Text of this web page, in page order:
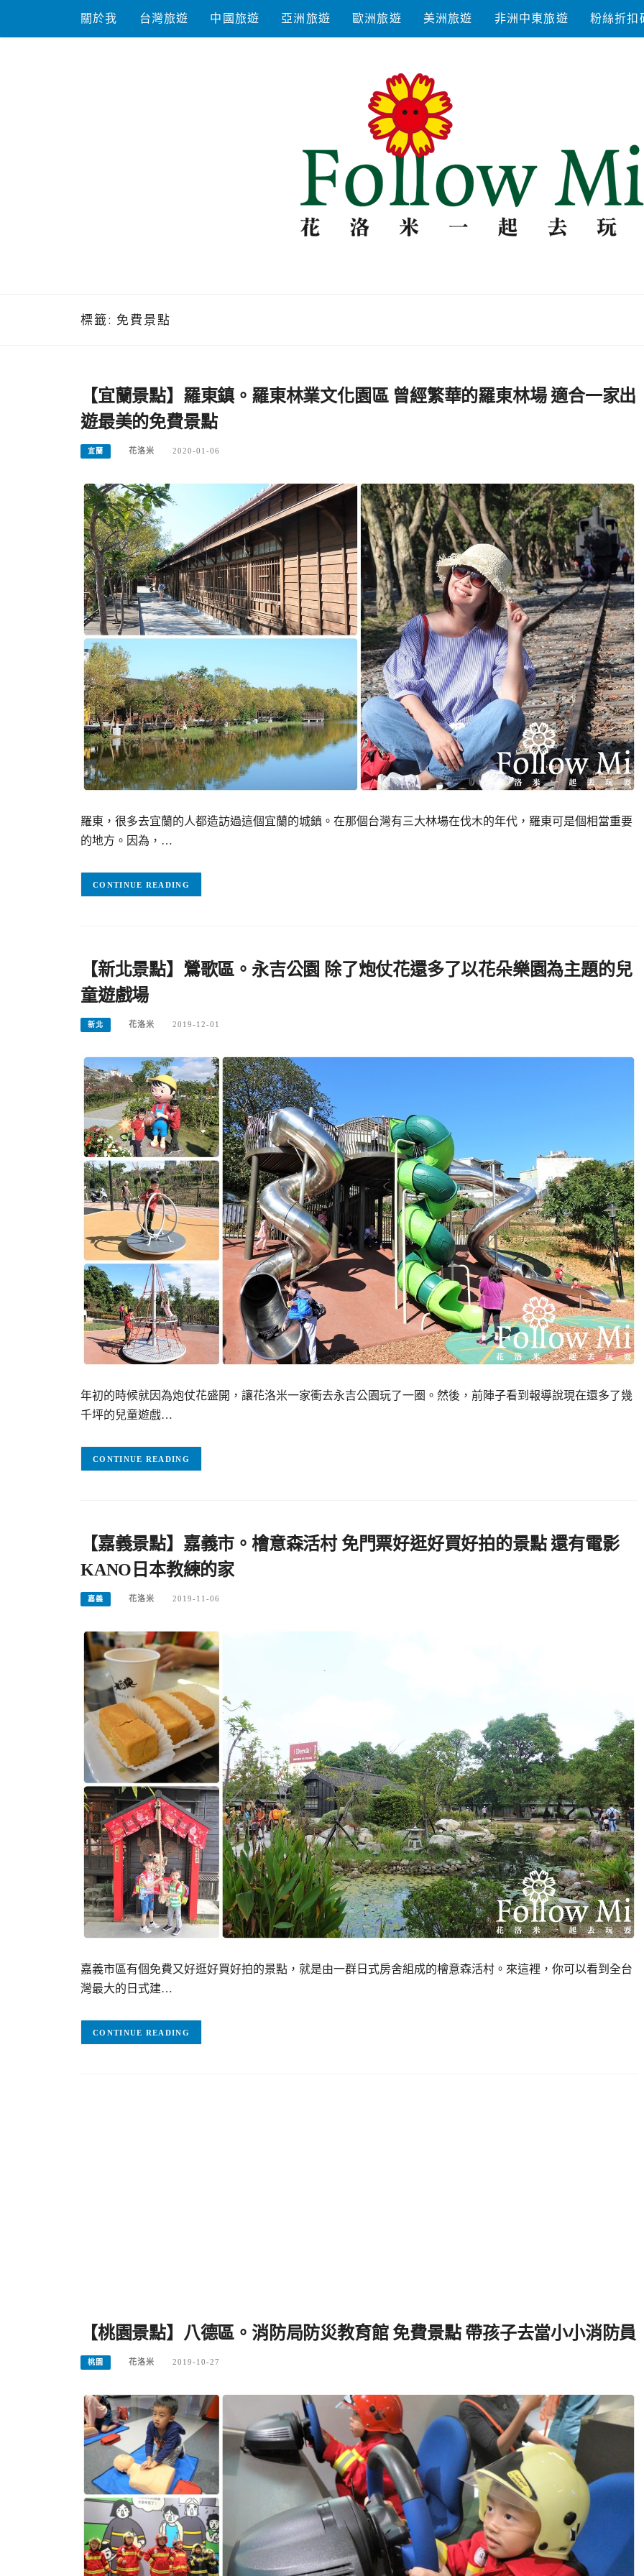
content
關於我 台灣旅遊 中國旅遊 亞洲旅遊 歐洲旅遊 美洲旅遊 非洲中東旅遊 粉絲折扣
標籤: 免費景點
【宜蘭景點】羅東鎮。羅東林業文化園區 曾經繁華的羅東林場 適合一家出
遊最美的免費景點
宜蘭 花洛米 2020-01-06
羅東，很多去宜蘭的人都造訪過這個宜蘭的城鎮。在那個台灣有三大林場在伐木的年代，羅東可是個相當重要
的地方。因為，…
CONTINUE READING
【新北景點】鶯歌區。永吉公園 除了炮仗花還多了以花朵樂園為主題的兒
童遊戲場
新北 花洛米 2019-12-01
年初的時候就因為炮仗花盛開，讓花洛米一家衝去永吉公園玩了一圈。然後，前陣子看到報導說現在還多了幾
千坪的兒童遊戲…
CONTINUE READING
【嘉義景點】嘉義市。檜意森活村 免門票好逛好買好拍的景點 還有電影
KANO日本教練的家
嘉義 花洛米 2019-11-06
嘉義市區有個免費又好逛好買好拍的景點，就是由一群日式房舍組成的檜意森活村。來這裡，你可以看到全台
灣最大的日式建…
CONTINUE READING
【桃園景點】八德區。消防局防災教育館 免費景點 帶孩子去當小小消防員
桃園 花洛米 2019-10-27